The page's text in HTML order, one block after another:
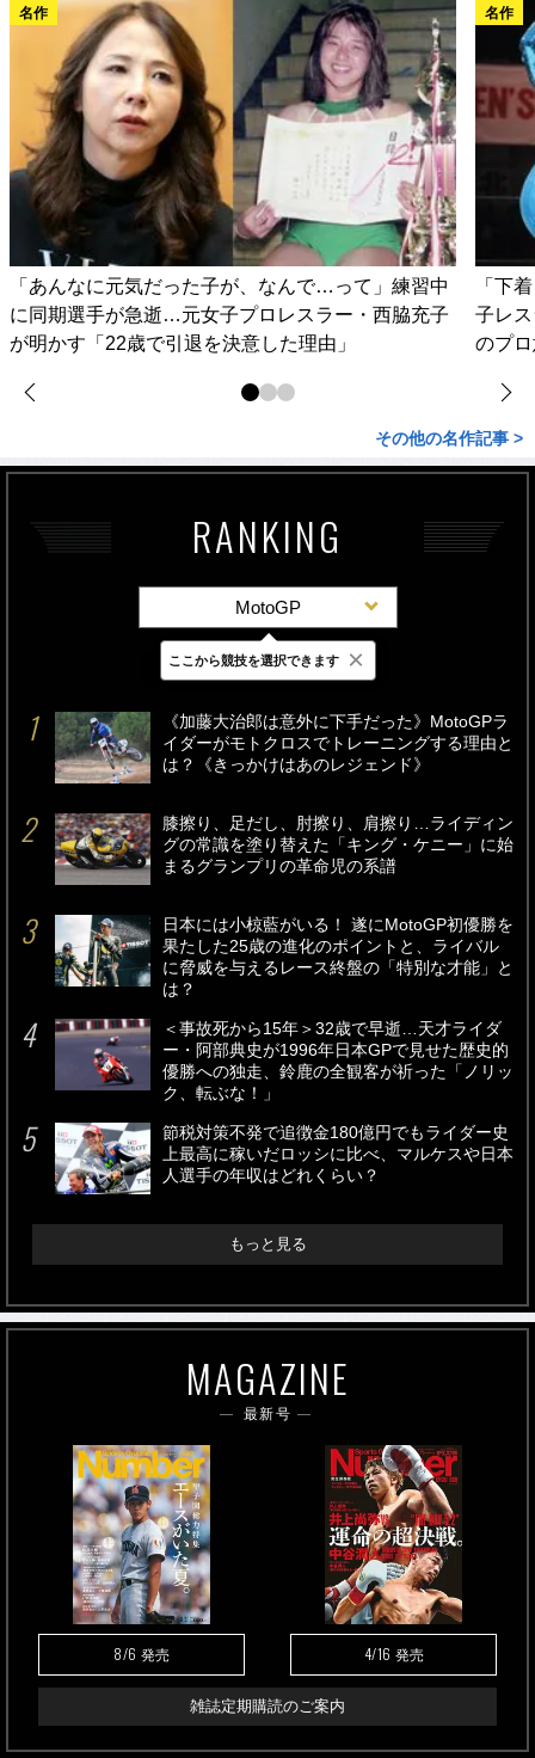
名作
「あんなに元気だった子が、なんで…って」練習中
に同期選手が急逝…元女子プロレスラー・西脇充子
が明かす「22歳で引退を決意した理由」
名作
「下
子レ
のプ
その他の名作記事 >
RANKING
MotoGP
最新 24時間 週間
《加藤大治郎は意外に下手だった》MotoGPラ
イダーがモトクロスでトレーニングする理由と
は？《きっかけはあのレジェンド》
膝擦り、足だし、肘擦り、肩擦り…ライディン
グの常識を塗り替えた「キング・ケニー」に始
まるグランプリの革命児の系譜
日本には小椋藍がいる！ 遂にMotoGP初優勝を
果たした25歳の進化のポイントと、ライバル
に脅威を与えるレース終盤の「特別な才能」と
は？
＜事故死から15年＞32歳で早逝…天才ライダ
ー・阿部典史が1996年日本GPで見せた歴史的
優勝への独走、鈴鹿の全観客が祈った「ノリッ
ク、転ぶな！」
節税対策不発で追徴金180億円でもライダー史
上最高に稼いだロッシに比べ、マルケスや日本
人選手の年収はどれくらい？
もっと見る
MAGAZINE
最新号
8/6 発売 4/16 発売
雑誌定期購読のご案内
ここから競技を選択できます ×